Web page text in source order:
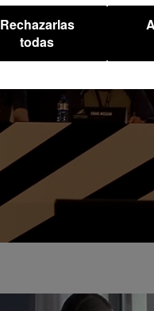
Rechazarlas
todas